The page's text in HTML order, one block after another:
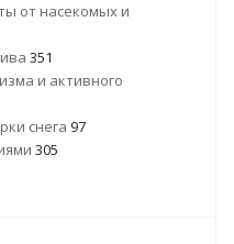
от насекомых и
351
и активного
снега 97
305